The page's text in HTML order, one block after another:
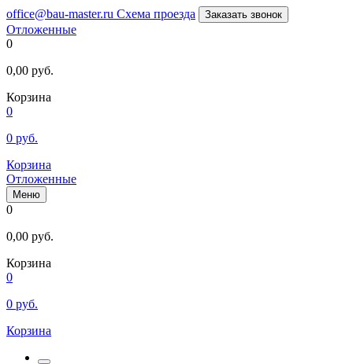
office@bau-master.ru Схема проезда Заказать звонок
Отложенные
0
0,00 руб.
Корзина
0
0 руб.
Корзина
Отложенные
Меню
0
0,00 руб.
Корзина
0
0 руб.
Корзина